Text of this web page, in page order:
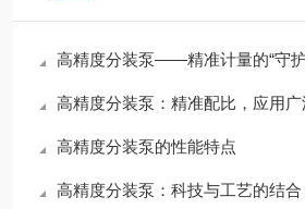
高精度分装泵——精准计量的“守
高精度分装泵：精准配比，应用广
高精度分装泵的性能特点
高精度分装泵：科技与工艺的结合